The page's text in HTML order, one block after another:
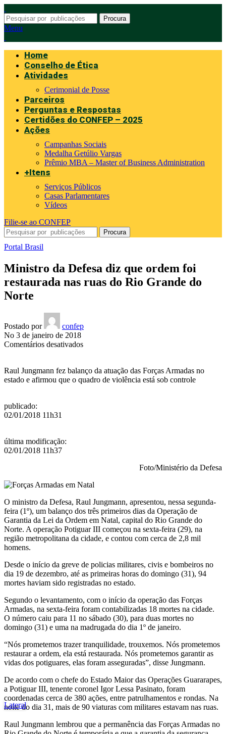
Procura
Menu
Home
Conselho de Ética
Atividades
Cerimonial de Posse
Parceiros
Perguntas e Respostas
Certidões do CONFEP – 2025
Ações
Campanhas Sociais
Medalha Getúlio Vargas
Prêmio MBA – Master of Business Administration
+Itens
Serviços Públicos
Casas Parlamentares
Vídeos
Filie-se ao CONFEP
Procura
Portal Brasil
Ministro da Defesa diz que ordem foi
restaurada nas ruas do Rio Grande do
Norte
Postado por
confep
No 3 de janeiro de 2018
Comentários desativadosem
Defesa
diz
Norte
Raul Jungmann fez balanço da atuação das Forças Armadas no
estado e afirmou que o quadro de violência está sob controle
publicado:
02/01/2018 11h31
última modificação:
02/01/2018 11h37
Foto/Ministério da Defesa
O ministro da Defesa, Raul Jungmann, apresentou, nessa segunda-
feira (1º), um balanço dos três primeiros dias da Operação de
Garantia da Lei da Ordem em Natal, capital do Rio Grande do
Norte. A operação Potiguar III começou na sexta-feira (29), na
região metropolitana da cidade, e contou com cerca de 2,8 mil
homens.
Desde o início da greve de policias militares, civis e bombeiros no
dia 19 de dezembro, até as primeiras horas do domingo (31), 94
mortes haviam sido registradas no estado.
Segundo o levantamento, com o início da operação das Forças
Armadas, na sexta-feira foram contabilizadas 18 mortes na cidade.
O número caiu para 11 no sábado (30), para duas mortes no
domingo (31) e uma na madrugada do dia 1º de janeiro.
“Nós prometemos trazer tranquilidade, trouxemos. Nós prometemos
restaurar a ordem, ela está restaurada. Nós prometemos garantir as
vidas dos potiguares, elas foram asseguradas”, disse Jungmann.
De acordo com o chefe do Estado Maior das Operações Guararapes,
a Potiguar III, tenente coronel Igor Lessa Pasinato, foram
coordenadas cerca de 380 ações, entre patrulhamentos e rondas. Na
noite do dia 31, mais de 90 viaturas com militares estavam nas ruas.
Raul Jungmann lembrou que a permanência das Forças Armadas no
Lateral